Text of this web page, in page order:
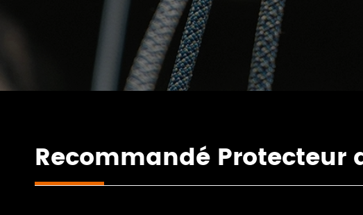
Recommandé Protecteur